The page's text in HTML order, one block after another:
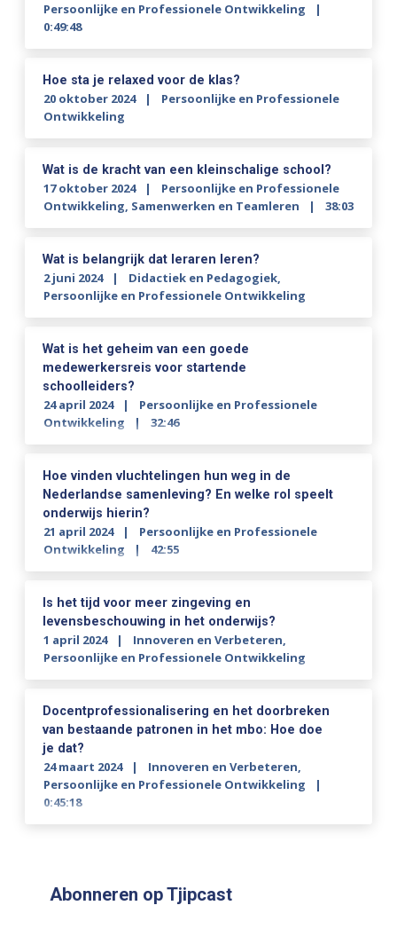
Persoonlijke en Professionele Ontwikkeling
0:49:48
Hoe sta je relaxed voor de klas?
20 oktober 2024
Persoonlijke en Professionele
Ontwikkeling
Wat is de kracht van een kleinschalige school?
17 oktober 2024
Persoonlijke en Professionele
Ontwikkeling, Samenwerken en Teamleren 38:03
Wat is belangrijk dat leraren leren?
2 juni 2024 Didactiek en Pedagogiek,
Persoonlijke en Professionele Ontwikkeling
Wat is het geheim van een goede
medewerkersreis voor startende
schoolleiders?
24 april 2024
Persoonlijke en Professionele
Ontwikkeling
32:46
Hoe vinden vluchtelingen hun weg in de
Nederlandse samenleving? En welke rol speelt
onderwijs hierin?
21 april 2024
Persoonlijke en Professionele
Ontwikkeling
42:55
Is het tijd voor meer zingeving en
levensbeschouwing in het onderwijs?
1 april 2024 Innoveren en Verbeteren,
Persoonlijke en Professionele Ontwikkeling
Docentprofessionalisering en het doorbreken
van bestaande patronen in het mbo: Hoe doe
je dat?
24 maart 2024 Innoveren en Verbeteren,
Persoonlijke en Professionele Ontwikkeling
0:45:18
Abonneren op Tjipcast